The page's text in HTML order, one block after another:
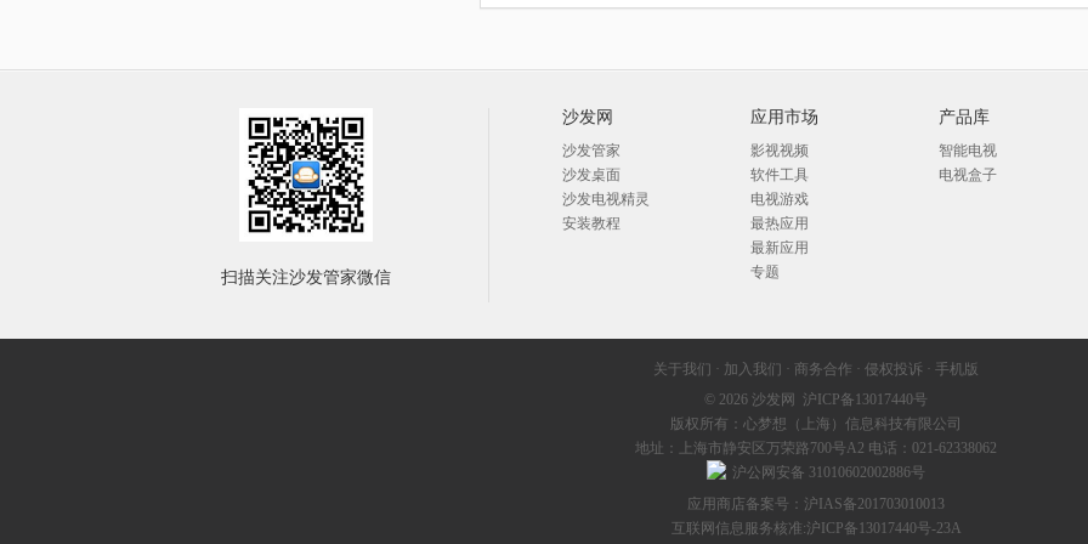
扫描关注沙发管家微信
沙发网
沙发管家
沙发桌面
沙发电视精灵
安装教程
应用市场
影视视频
软件工具
电视游戏
最热应用
最新应用
专题
产品库
智能电视
电视盒子
关于我们 · 加入我们 · 商务合作 · 侵权投诉 · 手机版
© 2026 沙发网
沪ICP备13017440号
版权所有：心梦想（上海）信息科技有限公司
地址：上海市静安区万荣路700号A2 电话：021-62338062
沪公网安备 31010602002886号
应用商店备案号：沪IAS备201703010013
互联网信息服务核准:沪ICP备13017440号-23A